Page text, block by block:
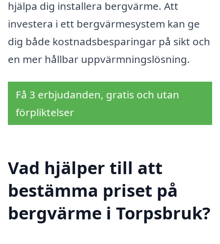
hjälpa dig installera bergvärme. Att
investera i ett bergvärmesystem kan ge
dig både kostnadsbesparingar på sikt och
en mer hållbar uppvärmningslösning.
Få 3 erbjudanden, gratis och utan
förpliktelser
Vad hjälper till att
bestämma priset på
bergvärme i Torpsbruk?